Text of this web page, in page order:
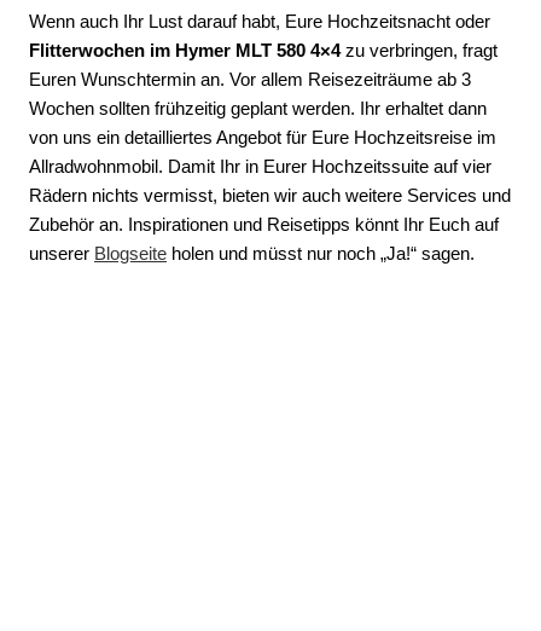
Wenn auch Ihr Lust darauf habt, Eure Hochzeitsnacht oder
Flitterwochen im Hymer MLT 580 4×4zu verbringen, fragt
Euren Wunschtermin an. Vor allem Reisezeiträume ab 3
Wochen sollten frühzeitig geplant werden. Ihr erhaltet dann
von uns ein detailliertes Angebot für Eure Hochzeitsreise im
Allradwohnmobil. Damit Ihr in Eurer Hochzeitssuite auf vier
Rädern nichts vermisst, bieten wir auch weitere Services und
Zubehör an. Inspirationen und Reisetipps könnt Ihr Euch auf
unserer Blogseite holen und müsst nur noch „Ja!“ sagen.